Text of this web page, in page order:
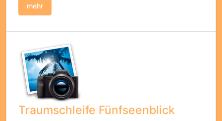
mehr
Traumschleife Fünfseenblick